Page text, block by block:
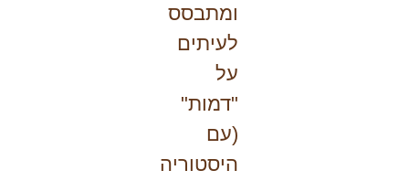
ומתבסס
לעיתים
על
"דמות"
(עם
היסטוריה